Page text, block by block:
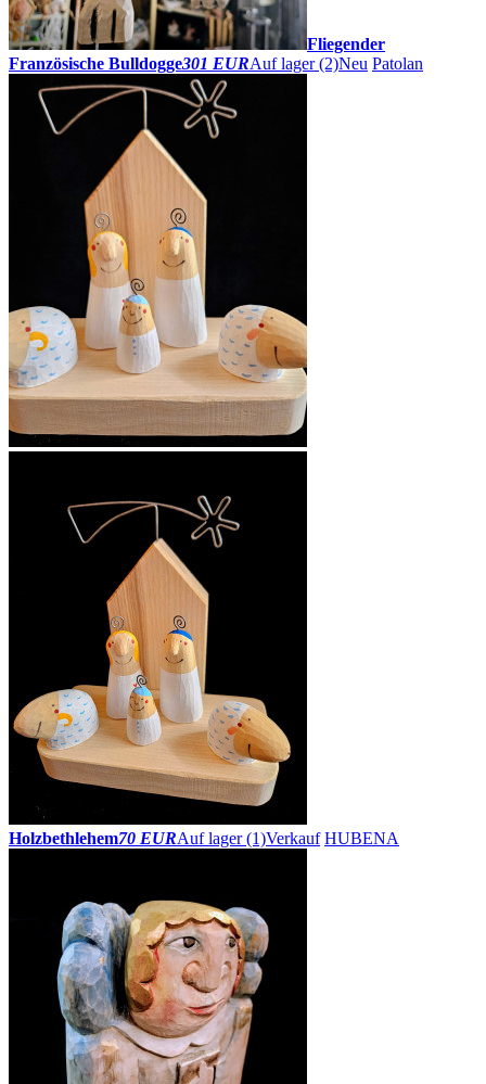
Fliegender
Französische Bulldogge301 EURAuf lager (2)Neu Patolan
Holzbethlehem70 EURAuf lager (1)Verkauf HUBENA